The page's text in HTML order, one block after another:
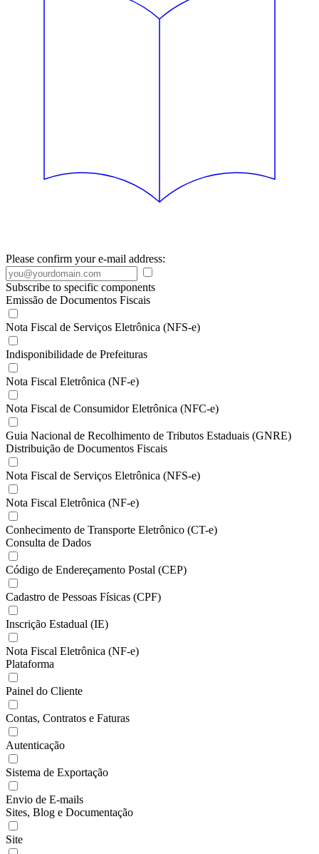
Please confirm your e-mail address:
Subscribe to specific components
Emissão de Documentos Fiscais
Nota Fiscal de Serviços Eletrônica (NFS-e)
Indisponibilidade de Prefeituras
Nota Fiscal Eletrônica (NF-e)
Nota Fiscal de Consumidor Eletrônica (NFC-e)
Guia Nacional de Recolhimento de Tributos Estaduais (GNRE)
Distribuição de Documentos Fiscais
Nota Fiscal de Serviços Eletrônica (NFS-e)
Nota Fiscal Eletrônica (NF-e)
Conhecimento de Transporte Eletrônico (CT-e)
Consulta de Dados
Código de Endereçamento Postal (CEP)
Cadastro de Pessoas Físicas (CPF)
Inscrição Estadual (IE)
Nota Fiscal Eletrônica (NF-e)
Plataforma
Painel do Cliente
Contas, Contratos e Faturas
Autenticação
Sistema de Exportação
Envio de E-mails
Sites, Blog e Documentação
Site